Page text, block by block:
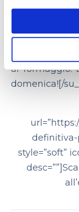
non puoi
(e gli ottimi
carne
al formaggio.
domenica![/
style=”soft”